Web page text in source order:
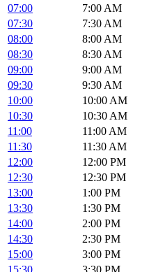
07:00
7:00 AM
07:30
7:30 AM
08:00
8:00 AM
08:30
8:30 AM
09:00
9:00 AM
09:30
9:30 AM
10:00
10:00 AM
10:30
10:30 AM
11:00
11:00 AM
11:30
11:30 AM
12:00
12:00 PM
12:30
12:30 PM
13:00
1:00 PM
13:30
1:30 PM
14:00
2:00 PM
14:30
2:30 PM
15:00
3:00 PM
15:30
3:30 PM